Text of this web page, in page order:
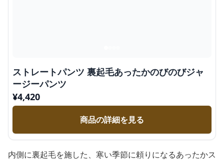
ストレートパンツ 裏起毛あったかのびのびジャ
ージーパンツ
¥4,420
商品の詳細を見る
内側に裏起毛を施した、寒い季節に頼りになるあったかス